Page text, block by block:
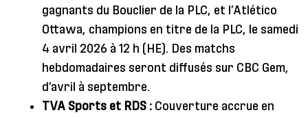
gagnants du Bouclier de la PLC, et l’Atlético
Ottawa, champions en titre de la PLC, le samedi
4 avril 2026 à 12 h (HE). Des matchs
hebdomadaires seront diffusés sur CBC Gem,
d’avril à septembre.
TVA Sports et RDS : Couverture accrue en